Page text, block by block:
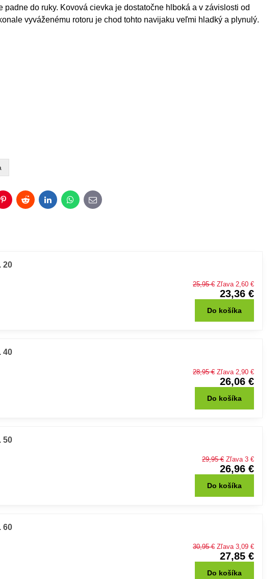
do ruky. Kovová cievka je dostatočne hlboká a v závislosti od
vyváženému rotoru je chod tohto navijaku veľmi hladký a plynulý.
PinterestRedditLinkedInWhatsApp
E-
mail
20
23,36 €
25,95 € Zľava 2,60 €
Do košíka
40
26,06 €
28,95 € Zľava 2,90 €
Do košíka
50
26,96 €
29,95 € Zľava 3 €
Do košíka
60
27,85 €
30,95 € Zľava 3,09 €
Do košíka